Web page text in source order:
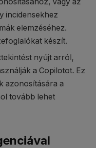
incidensekhez
elemzéséhez.
készít.
nyújt arról,
a Copilotot. Ez
azonosítására a
tovább lehet